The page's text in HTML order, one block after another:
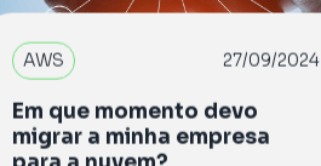
AWS 27/09/2024
Em que momento devo
migrar a minha empresa